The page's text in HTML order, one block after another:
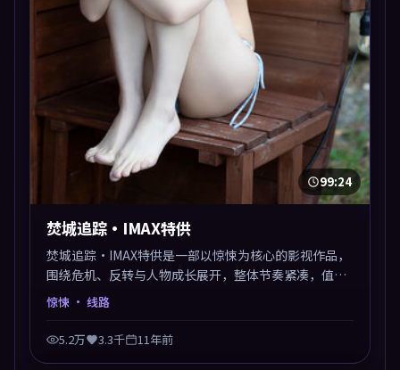
99:24
焚城追踪·IMAX特供
焚城追踪·IMAX特供是一部以惊悚为核心的影视作品，
围绕危机、反转与人物成长展开，整体节奏紧凑，值得
推荐观看。
惊悚 · 线路
5.2万 3.3千 11年前